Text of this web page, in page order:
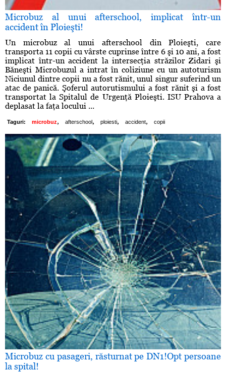
Microbuz al unui afterschool, implicat într-un
accident în Ploieşti!
Un microbuz al unui afterschool din Ploieşti, care
transporta 11 copii cu vârste cuprinse între 6 şi 10 ani, a fost
implicat într-un accident la intersecţia străzilor Zidari şi
Băneşti Microbuzul a intrat în coliziune cu un autoturism
Niciunul dintre copii nu a fost rănit, unul singur suferind un
atac de panică. Şoferul autorutismului a fost rănit şi a fost
transportat la Spitalul de Urgenţă Ploieşti. ISU Prahova a
deplasat la faţa locului ...
Taguri: microbuz, afterschool, ploiesti, accident, copii
Microbuz cu pasageri, răsturnat pe DN1!Opt persoane
la spital!